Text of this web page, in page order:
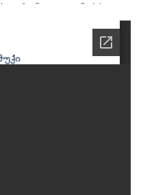
რომელიც ფამუქის
სახლში"
გადავიდა. პირველად ამ